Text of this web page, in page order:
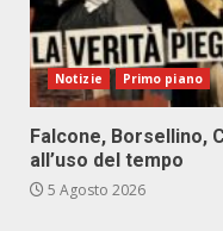
Notizie Primo piano
Falcone, Borsellino,
all’uso del tempo
5 Agosto 2026